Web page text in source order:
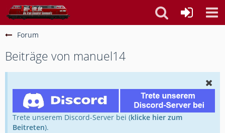
Forum
Beiträge von manuel14
Trete unserem Discord-Server bei (klicke hier zum
Beitreten).